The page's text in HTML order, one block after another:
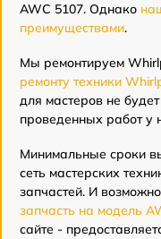
AWC 5107. Однако
преимуществами.
Мы ремонтируем
ремонту техники
для мастеров не
проведенных работ у
Минимальные сроки
сеть мастерских
запчастей. И
запчасть на модель
сайте -